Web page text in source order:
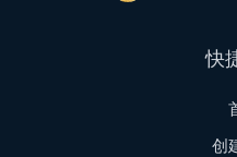
快
创